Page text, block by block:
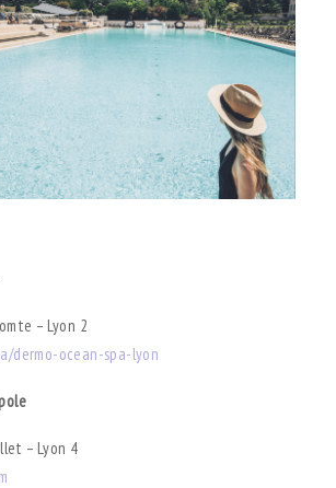
– Lyon 2
dermo-ocean-spa-lyon
– Lyon 4